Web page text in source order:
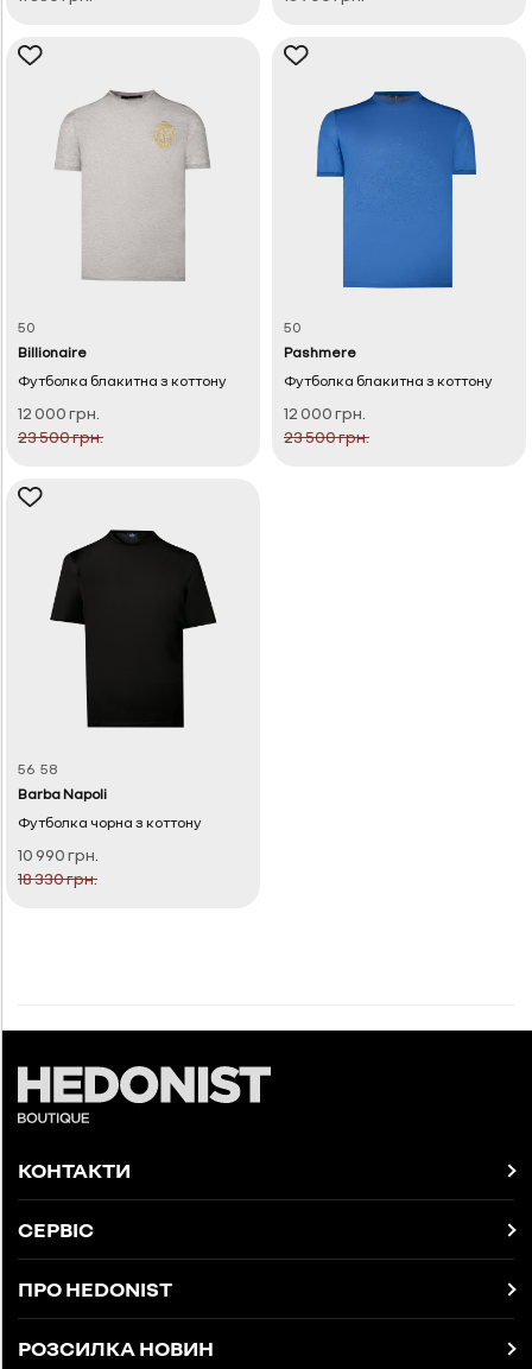
50
Billionaire
Футболка блакитна з коттону
12 000 грн.
23 500 грн.
50
Pashmere
Футболка блакитна з коттону
12 000 грн.
23 500 грн.
56 58
Barba Napoli
Футболка чорна з коттону
10 990 грн.
18 330 грн.
КОНТАКТИ
СЕРВІС
ПРО HEDONIST
РОЗСИЛКА НОВИН